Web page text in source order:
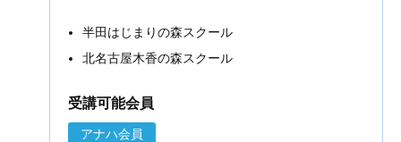
半田はじまりの森スクール
北名古屋木香の森スクール
受講可能会員
アナハ会員